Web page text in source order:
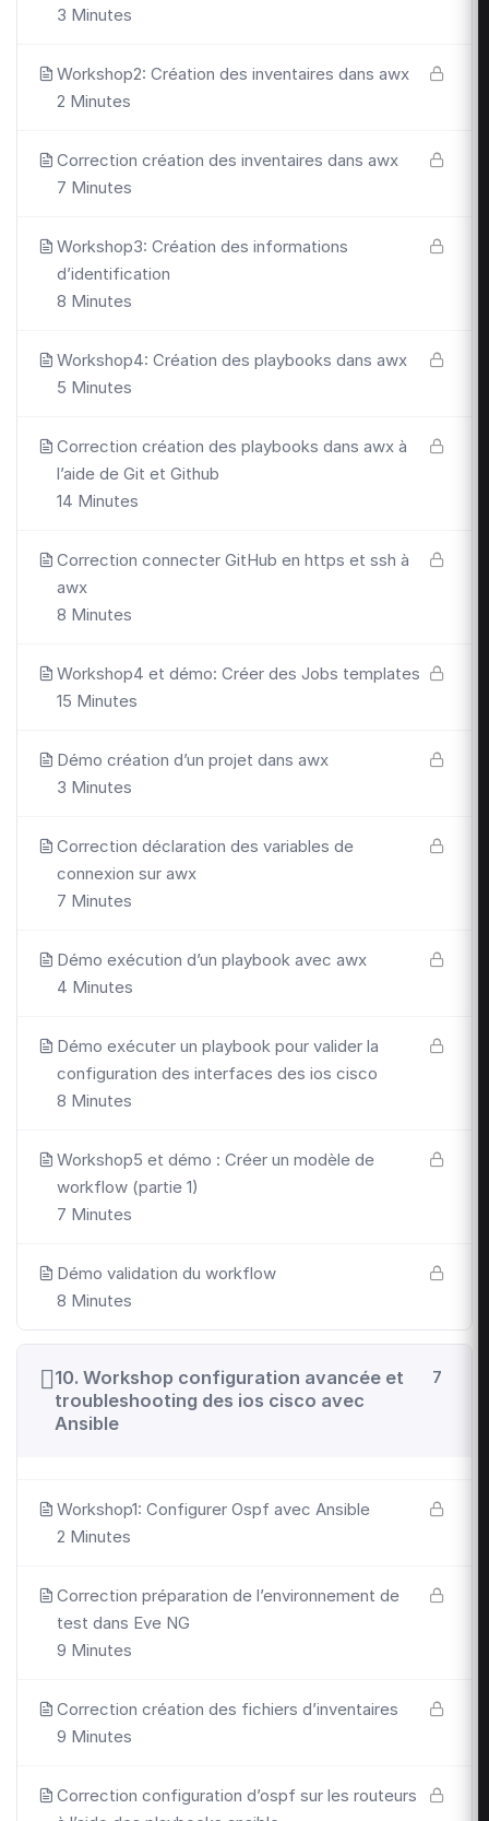
3 Minutes
Workshop2: Création des inventaires dans awx
2 Minutes
Correction création des inventaires dans awx
7 Minutes
Workshop3: Création des informations
d’identification
8 Minutes
Workshop4: Création des playbooks dans awx
5 Minutes
Correction création des playbooks dans awx à
l’aide de Git et Github
14 Minutes
Correction connecter GitHub en https et ssh à
awx
8 Minutes
Workshop4 et démo: Créer des Jobs templates
15 Minutes
Démo création d’un projet dans awx
3 Minutes
Correction déclaration des variables de
connexion sur awx
7 Minutes
Démo exécution d’un playbook avec awx
4 Minutes
Démo exécuter un playbook pour valider la
configuration des interfaces des ios cisco
8 Minutes
Workshop5 et démo : Créer un modèle de
workflow (partie 1)
7 Minutes
Démo validation du workflow
8 Minutes
10. Workshop configuration avancée et
troubleshooting des ios cisco avec
Ansible
7
Workshop1: Configurer Ospf avec Ansible
2 Minutes
Correction préparation de l’environnement de
test dans Eve NG
9 Minutes
Correction création des fichiers d’inventaires
9 Minutes
Correction configuration d’ospf sur les routeurs